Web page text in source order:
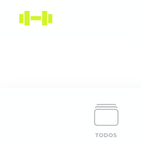
TODOS